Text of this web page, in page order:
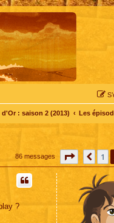
: saison 2 (2013) Les
86 messages Page 1
?